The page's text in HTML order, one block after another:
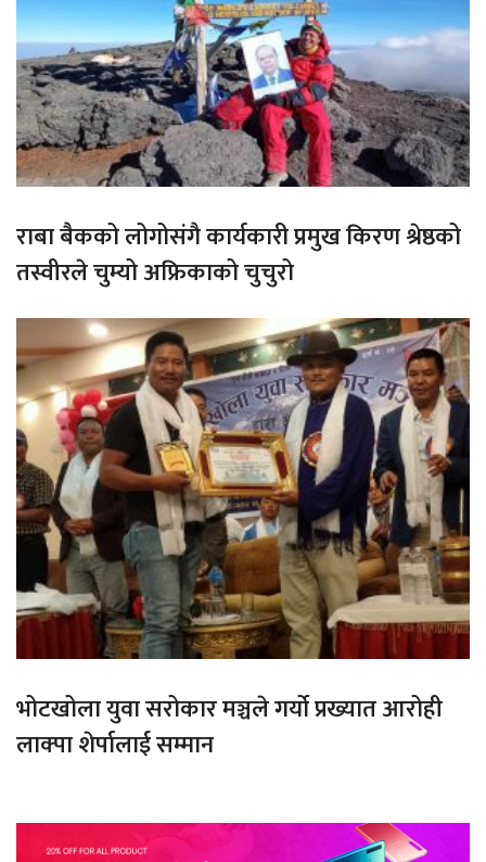
राबा बैकको लोगोसंगै कार्यकारी प्रमुख किरण श्रेष्ठको
तस्वीरले चुम्यो अफ्रिकाको चुचुरो
भोटखोला युवा सरोकार मञ्चले गर्यो प्रख्यात आरोही
लाक्पा शेर्पालाई सम्मान